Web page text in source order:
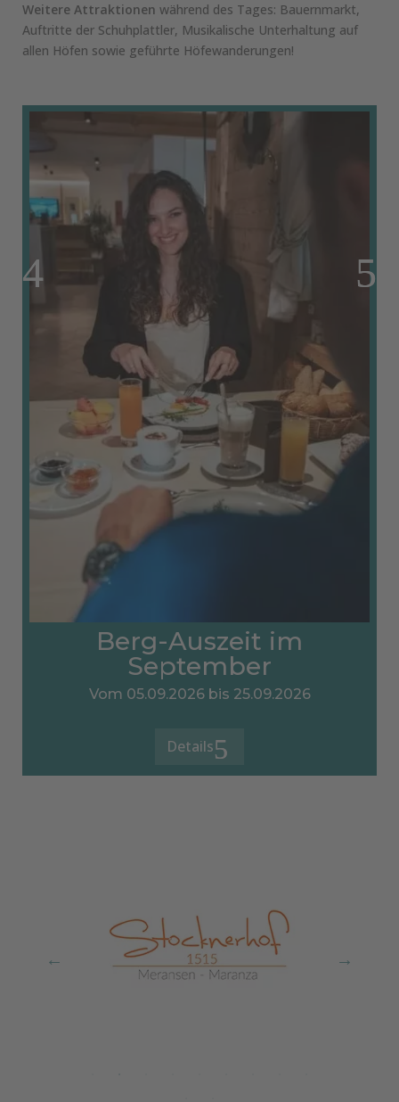
Weitere Attraktionen während des Tages: Bauernmarkt,
Auftritte der Schuhplattler, Musikalische Unterhaltung auf
allen Höfen sowie geführte Höfewanderungen!
Berg-Auszeit im
September
Vom 05.09.2026 bis 25.09.2026
Details